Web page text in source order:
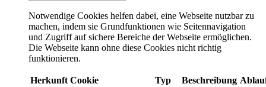
Notwendige Cookies helfen dabei, eine Webseite nutzbar zu
machen, indem sie Grundfunktionen wie Seitennavigation
und Zugriff auf sichere Bereiche der Webseite ermöglichen.
Die Webseite kann ohne diese Cookies nicht richtig
funktionieren.
Herkunft Cookie Typ Beschreibung